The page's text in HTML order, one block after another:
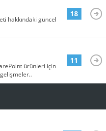
hakkındaki güncel
18
ürünleri için
11